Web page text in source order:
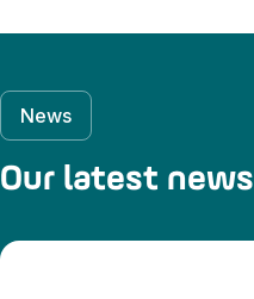
News
Our latest news